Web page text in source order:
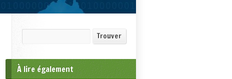
Trouver
À lire également